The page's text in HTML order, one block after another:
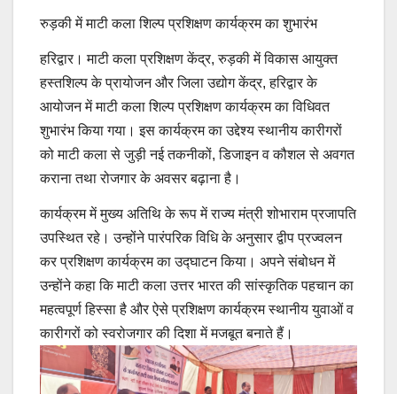
रुड़की में माटी कला शिल्प प्रशिक्षण कार्यक्रम का शुभारंभ
हरिद्वार। माटी कला प्रशिक्षण केंद्र, रुड़की में विकास आयुक्त
हस्तशिल्प के प्रायोजन और जिला उद्योग केंद्र, हरिद्वार के
आयोजन में माटी कला शिल्प प्रशिक्षण कार्यक्रम का विधिवत
शुभारंभ किया गया। इस कार्यक्रम का उद्देश्य स्थानीय कारीगरों
को माटी कला से जुड़ी नई तकनीकों, डिजाइन व कौशल से अवगत
कराना तथा रोजगार के अवसर बढ़ाना है।
कार्यक्रम में मुख्य अतिथि के रूप में राज्य मंत्री शोभाराम प्रजापति
उपस्थित रहे। उन्होंने पारंपरिक विधि के अनुसार द्वीप प्रज्वलन
कर प्रशिक्षण कार्यक्रम का उद्घाटन किया। अपने संबोधन में
उन्होंने कहा कि माटी कला उत्तर भारत की सांस्कृतिक पहचान का
महत्वपूर्ण हिस्सा है और ऐसे प्रशिक्षण कार्यक्रम स्थानीय युवाओं व
कारीगरों को स्वरोजगार की दिशा में मजबूत बनाते हैं।